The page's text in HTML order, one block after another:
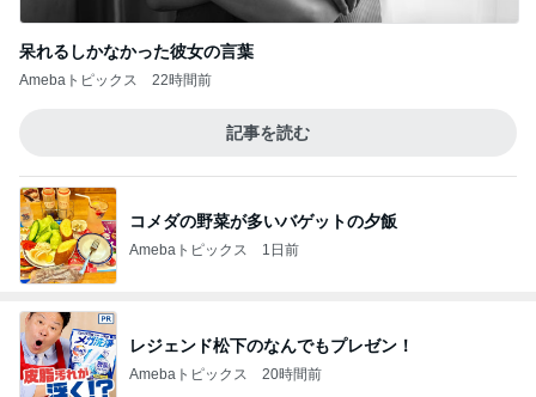
呆れるしかなかった彼女の言葉
Amebaトピックス 22時間前
記事を読む
コメダの野菜が多いバゲットの夕飯
Amebaトピックス 1日前
レジェンド松下のなんでもプレゼン！
Amebaトピックス 20時間前